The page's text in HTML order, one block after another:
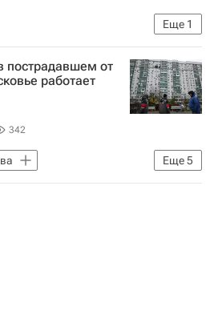
Еще 1
пострадавшем от
работает
342
Еще5